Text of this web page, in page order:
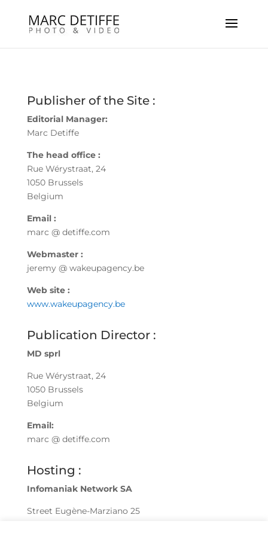
Publisher of the Site :
Editorial Manager:
Marc Detiffe
The head office :
Rue Wérystraat, 24
1050 Brussels
Belgium
Email :
marc @ detiffe.com
Webmaster :
jeremy @ wakeupagency.be
Web site :
www.wakeupagency.be
Publication Director :
MD sprl
Rue Wérystraat, 24
1050 Brussels
Belgium
Email:
marc @ detiffe.com
Hosting :
Infomaniak Network SA
Street Eugène-Marziano 25